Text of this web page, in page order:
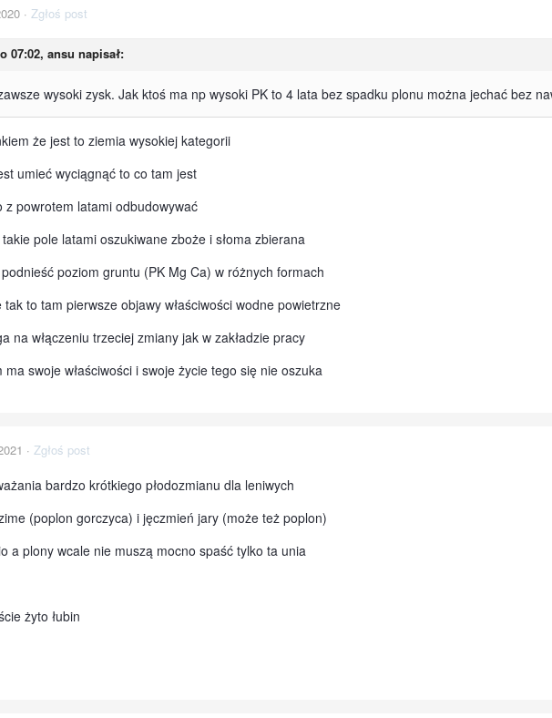
· Zgłoś post
07:02, ansu napisał:
wysoki zysk. Jak ktoś ma np wysoki PK to 4 lata bez spadku plonu można jechać bez
że jest to ziemia wysokiej kategorii
umieć wyciągnąć to co tam jest
z powrotem latami odbudowywać
pole latami oszukiwane zboże i słoma zbierana
poziom gruntu (PK Mg Ca) w różnych formach
to tam pierwsze objawy właściwości wodne powietrzne
na włączeniu trzeciej zmiany jak w zakładzie pracy
swoje właściwości i swoje życie tego się nie oszuka
· Zgłoś post
bardzo krótkiego płodozmianu dla leniwych
(poplon gorczyca) i jęczmień jary (może też poplon)
a plony wcale nie muszą mocno spaść tylko ta unia
żyto łubin